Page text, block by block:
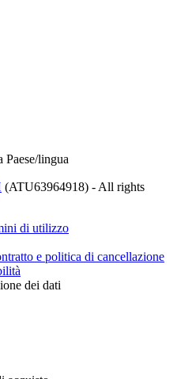
Paese/lingua
(ATU63964918) - All rights
di utilizzo
e politica di cancellazione
dei dati